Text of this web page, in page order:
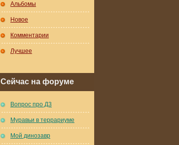
Альбомы
Новое
Комментарии
Лучшее
Сейчас на форуме
Вопрос про Д3
Муравьи в террариуме
Мой динозавр